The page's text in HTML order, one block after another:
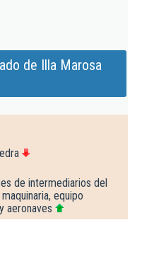
de Illa Marosa
de intermediarios del
equipo
aeronaves